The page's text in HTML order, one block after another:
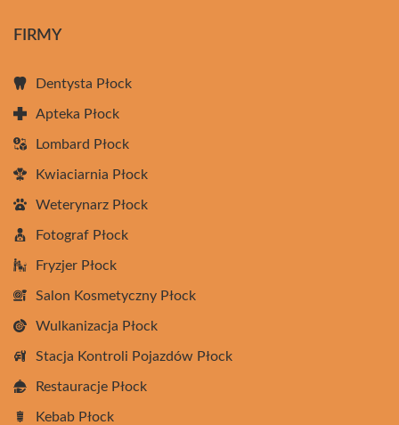
FIRMY
Dentysta Płock
Apteka Płock
Lombard Płock
Kwiaciarnia Płock
Weterynarz Płock
Fotograf Płock
Fryzjer Płock
Salon Kosmetyczny Płock
Wulkanizacja Płock
Stacja Kontroli Pojazdów Płock
Restauracje Płock
Kebab Płock